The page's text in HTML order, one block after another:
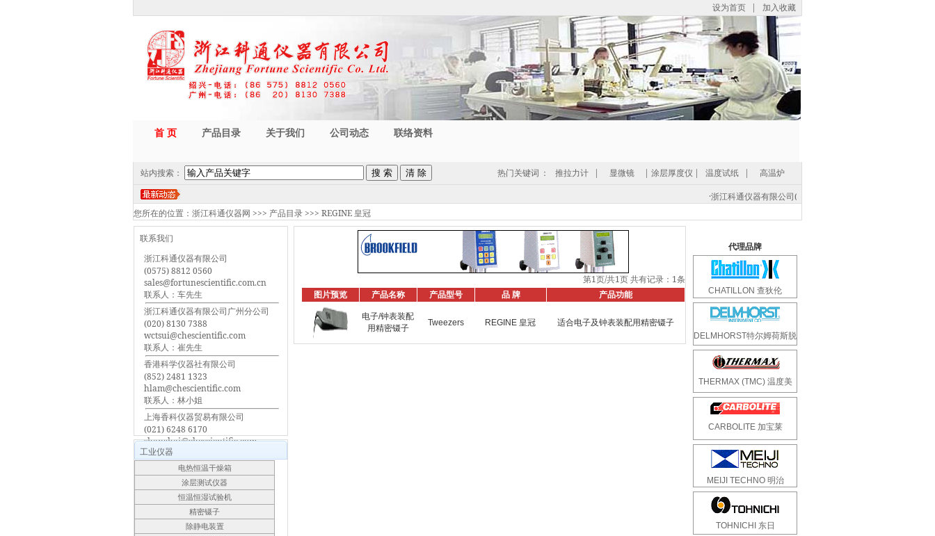
设为首页 | 加入收藏
首 页 产品目录 关于我们 公司动态 联络资料
站内搜索： 热门关键词 ： 推拉力计 | 显微镜 | 涂层厚度仪 | 温度试纸 |
高温炉
浙江科通仪器有限公司(中国总部) -
您所在的位置： 浙江科通仪器网 >>> 产品目录 >>> REGINE 皇冠
联系我们
浙江科通仪器有限公司
(0575) 8812 0560
sales@fortunescientific.com.cn
联系人：车先生
浙江科通仪器有限公司广州分公司
(020) 8130 7388
wctsui@chescientific.com
联系人：崔先生
香港科学仪器社有限公司
(852) 2481 1323
hlam@chescientific.com
联系人：林小姐
上海香科仪器贸易有限公司
(021) 6248 6170
shanghai@chescientific.com
联系人：车先生
工业仪器
电热恒温干燥箱
涂层测试仪器
恒温恒湿试验机
精密镊子
除静电装置
第1页/共1页共有记录：1条
图片预览
产品名称 产品型号 品 牌 产品功能
电子/钟表装配
用精密镊子
Tweezers REGINE 皇冠 适合电子及钟表装配用精密镊子
代理品牌
CHATILLON 查狄伦
DELMHORST特尔姆荷斯脱
THERMAX (TMC) 温度美
CARBOLITE 加宝莱
MEIJI TECHNO 明治
TOHNICHI 东日